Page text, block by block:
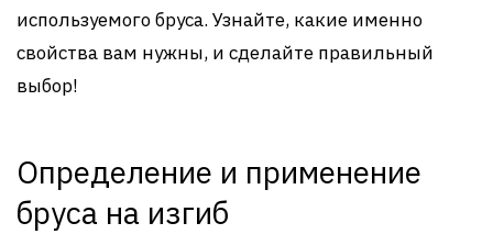
используемого бруса. Узнайте, какие именно
свойства вам нужны, и сделайте правильный
выбор!
Определение и применение
бруса на изгиб